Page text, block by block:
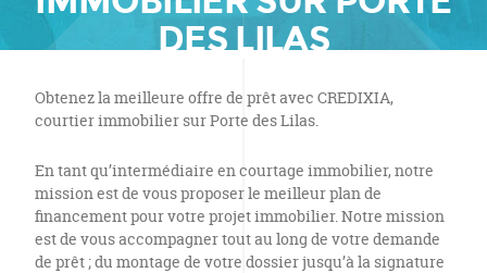
DES LILAS
Obtenez la meilleure offre de prêt avec CREDIXIA,
courtier immobilier sur Porte des Lilas.
En tant qu’intermédiaire en courtage immobilier, notre
mission est de vous proposer le meilleur plan de
financement pour votre projet immobilier. Notre mission
est de vous accompagner tout au long de votre demande
de prêt ; du montage de votre dossier jusqu’à la signature